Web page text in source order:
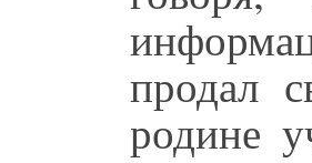
продал
родине